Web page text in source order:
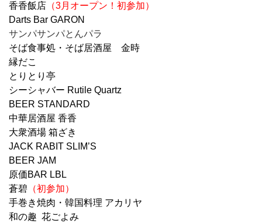
香香飯店 （3月オープン！初参加）
Darts Bar GARON
サンパサンパとんパラ
そば食事処・そば居酒屋 金時
縁だこ
とりとり亭
シーシャバー Rutile Quartz
BEER STANDARD
中華居酒屋 香香
大衆酒場 箱ざき
JACK RABIT SLIM’S
BEER JAM
原価BAR LBL
蒼碧 （初参加）
手巻き焼肉・韓国料理 アカリヤ
和の趣 花ごよみ